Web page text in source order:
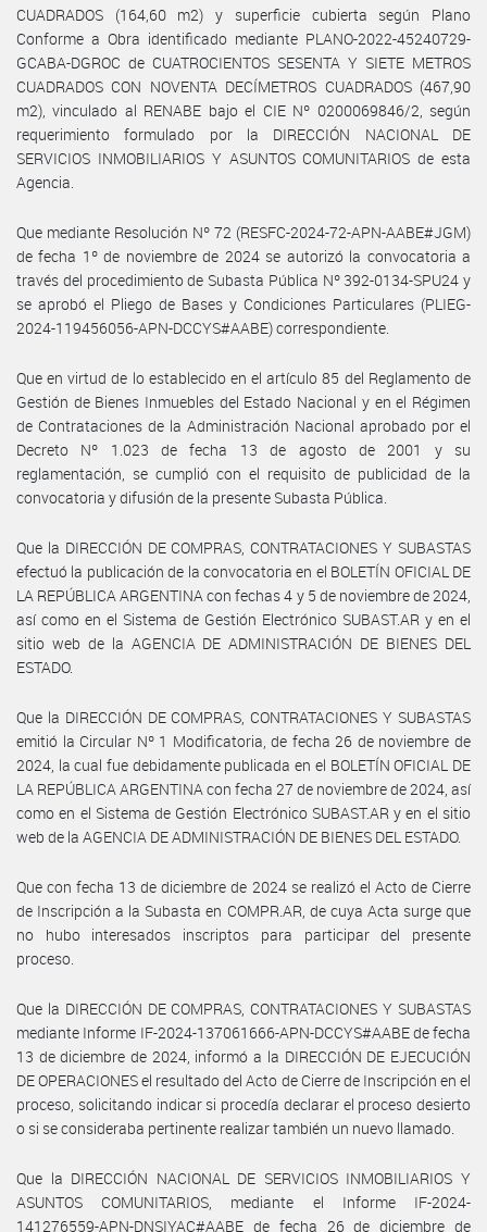
CUADRADOS (164,60 m2) y superficie cubierta según Plano
Conforme a Obra identificado mediante PLANO-2022-45240729-
GCABA-DGROC de CUATROCIENTOS SESENTA Y SIETE METROS
CUADRADOS CON NOVENTA DECÍMETROS CUADRADOS (467,90
m2), vinculado al RENABE bajo el CIE Nº 0200069846/2, según
requerimiento formulado por la DIRECCIÓN NACIONAL DE
SERVICIOS INMOBILIARIOS Y ASUNTOS COMUNITARIOS de esta
Agencia.
Que mediante Resolución Nº 72 (RESFC-2024-72-APN-AABE#JGM)
de fecha 1º de noviembre de 2024 se autorizó la convocatoria a
través del procedimiento de Subasta Pública Nº 392-0134-SPU24 y
se aprobó el Pliego de Bases y Condiciones Particulares (PLIEG-
2024-119456056-APN-DCCYS#AABE) correspondiente.
Que en virtud de lo establecido en el artículo 85 del Reglamento de
Gestión de Bienes Inmuebles del Estado Nacional y en el Régimen
de Contrataciones de la Administración Nacional aprobado por el
Decreto Nº 1.023 de fecha 13 de agosto de 2001 y su
reglamentación, se cumplió con el requisito de publicidad de la
convocatoria y difusión de la presente Subasta Pública.
Que la DIRECCIÓN DE COMPRAS, CONTRATACIONES Y SUBASTAS
efectuó la publicación de la convocatoria en el BOLETÍN OFICIAL DE
LA REPÚBLICA ARGENTINA con fechas 4 y 5 de noviembre de 2024,
así como en el Sistema de Gestión Electrónico SUBAST.AR y en el
sitio web de la AGENCIA DE ADMINISTRACIÓN DE BIENES DEL
ESTADO.
Que la DIRECCIÓN DE COMPRAS, CONTRATACIONES Y SUBASTAS
emitió la Circular Nº 1 Modificatoria, de fecha 26 de noviembre de
2024, la cual fue debidamente publicada en el BOLETÍN OFICIAL DE
LA REPÚBLICA ARGENTINA con fecha 27 de noviembre de 2024, así
como en el Sistema de Gestión Electrónico SUBAST.AR y en el sitio
web de la AGENCIA DE ADMINISTRACIÓN DE BIENES DEL ESTADO.
Que con fecha 13 de diciembre de 2024 se realizó el Acto de Cierre
de Inscripción a la Subasta en COMPR.AR, de cuya Acta surge que
no hubo interesados inscriptos para participar del presente
proceso.
Que la DIRECCIÓN DE COMPRAS, CONTRATACIONES Y SUBASTAS
mediante Informe IF-2024-137061666-APN-DCCYS#AABE de fecha
13 de diciembre de 2024, informó a la DIRECCIÓN DE EJECUCIÓN
DE OPERACIONES el resultado del Acto de Cierre de Inscripción en el
proceso, solicitando indicar si procedía declarar el proceso desierto
o si se consideraba pertinente realizar también un nuevo llamado.
Que la DIRECCIÓN NACIONAL DE SERVICIOS INMOBILIARIOS Y
ASUNTOS COMUNITARIOS, mediante el Informe IF-2024-
141276559-APN-DNSIYAC#AABE de fecha 26 de diciembre de